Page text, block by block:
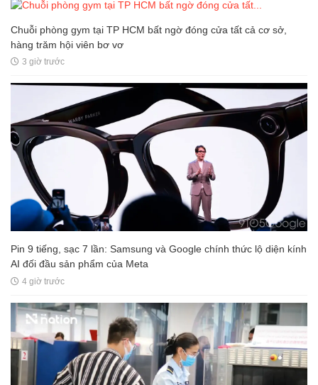
Chuỗi phòng gym tại TP HCM bất ngờ đóng cửa tất cả cơ sở,
hàng trăm hội viên bơ vơ
3 giờ trước
Pin 9 tiếng, sạc 7 lần: Samsung và Google chính thức lộ diện kính
AI đối đầu sản phẩm của Meta
4 giờ trước